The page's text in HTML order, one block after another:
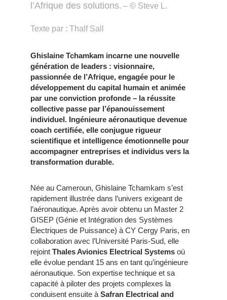
l’Afrique des solutions. – © Steve L.
Texte par : Thalf Sall
Ghislaine Tchamkam incarne une nouvelle
génération de leaders : visionnaire,
passionnée de l’Afrique, engagée pour le
développement du capital humain et animée
par une conviction profonde – la réussite
collective passe par l’épanouissement
individuel. Ingénieure aéronautique devenue
coach certifiée, elle conjugue rigueur
scientifique et intelligence émotionnelle pour
accompagner entreprises et individus vers la
transformation durable.
Née au Cameroun, Ghislaine Tchamkam s’est
rapidement illustrée dans l’univers exigeant de
l’aéronautique. Après avoir obtenu un Master 2
GISEP (Génie et Intégration des Systèmes
Électriques de Puissance) à CY Cergy Paris, en
collaboration avec l’Université Paris-Sud, elle
rejoint Thales Avionics Electrical Systems où
elle évolue pendant 15 ans en tant qu’ingénieure
aéronautique. Son expertise technique et sa
capacité à piloter des projets complexes la
conduisent ensuite à Safran Electrical and